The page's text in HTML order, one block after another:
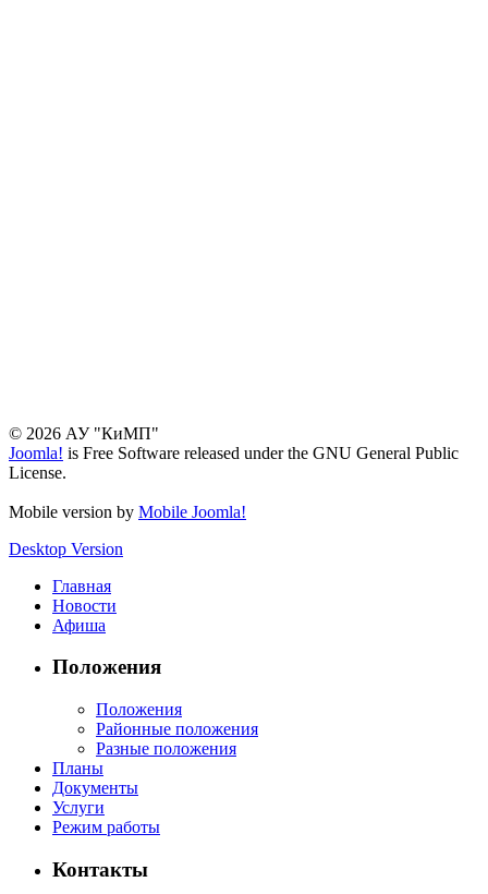
© 2026 АУ "КиМП"
Joomla! is Free Software released under the GNU General Public
License.
Mobile version by Mobile Joomla!
Desktop Version
Главная
Новости
Афиша
Положения
Положения
Районные положения
Разные положения
Планы
Документы
Услуги
Режим работы
Контакты